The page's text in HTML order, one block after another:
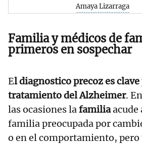
Amaya Lizarraga
Familia y médicos de
primeros en sospechar
El diagnostico precoz es
tratamiento del Alzheimer.
las ocasiones lafamiliaacude
familia preocupada por
o en el comportamiento, pero